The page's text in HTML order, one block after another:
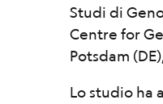
Studi di
Centre for
Potsdam
Lo studio ha